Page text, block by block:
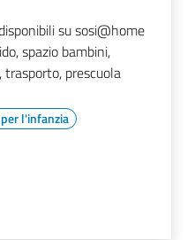
su sosi@home
spazio bambini,
prescuola
l'infanzia